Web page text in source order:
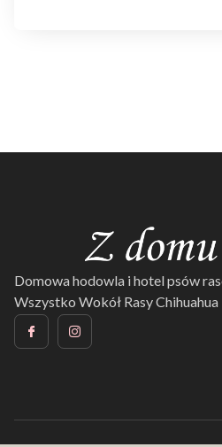
Domowa hodowla i hotel psów
Wszystko Wokół Rasy Chihuahua